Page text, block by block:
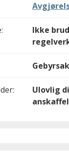
Ikke
Gebyrsak
Ulovlig